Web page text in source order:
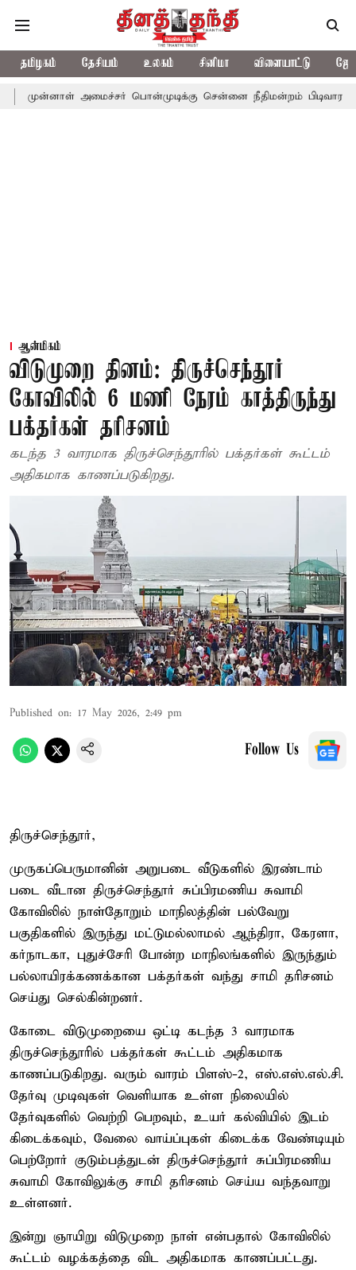
தமிழகம் தேசியம் உலகம் சினிமா விளையாட்டு
அமைச்சர் பொன்முடிக்கு சென்னை நீதிமன்றம் பிடிவாராண்ட்
ஆன்மிகம்
விடுமுறை தினம்: திருச்செந்தூர்
கோவிலில் 6 மணி நேரம் காத்திருந்து
பக்தர்கள் தரிசனம்
கடந்த 3 வாரமாக திருச்செந்தூரில் பக்தர்கள் கூட்டம்
அதிகமாக காணப்படுகிறது.
Published on: 17 May 2026, 2:49 pm
Follow Us
திருச்செந்தூர்,
முருகப்பெருமானின் அறுபடை வீடுகளில் இரண்டாம்
படை வீடான திருச்செந்தூர் சுப்பிரமணிய சுவாமி
கோவிலில் நாள்தோறும் மாநிலத்தின் பல்வேறு
பகுதிகளில் இருந்து மட்டுமல்லாமல் ஆந்திரா, கேரளா,
கர்நாடகா, புதுச்சேரி போன்ற மாநிலங்களில் இருந்தும்
பல்லாயிரக்கணக்கான பக்தர்கள் வந்து சாமி தரிசனம்
செய்து செல்கின்றனர்.
கோடை விடுமுறையை ஒட்டி கடந்த 3 வாரமாக
திருச்செந்தூரில் பக்தர்கள் கூட்டம் அதிகமாக
காணப்படுகிறது. வரும் வாரம் பிளஸ்-2, எஸ்.எஸ்.எல்.சி.
தேர்வு முடிவுகள் வெளியாக உள்ள நிலையில்
தேர்வுகளில் வெற்றி பெறவும், உயர் கல்வியில் இடம்
கிடைக்கவும், வேலை வாய்ப்புகள் கிடைக்க வேண்டியும்
பெற்றோர் குடும்பத்துடன் திருச்செந்தூர் சுப்பிரமணிய
சுவாமி கோவிலுக்கு சாமி தரிசனம் செய்ய வந்தவாறு
உள்ளனர்.
இன்று ஞாயிறு விடுமுறை நாள் என்பதால் கோவிலில்
கூட்டம் வழக்கத்தை விட அதிகமாக காணப்பட்டது.